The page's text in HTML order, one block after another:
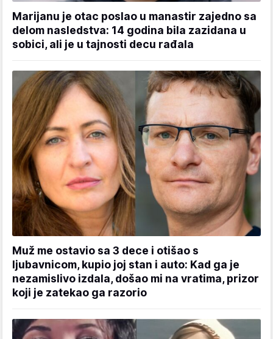
Marijanu je otac poslao u manastir zajedno sa
delom nasledstva: 14 godina bila zazidana u
sobici, ali je u tajnosti decu rađala
Muž me ostavio sa 3 dece i otišao s
ljubavnicom, kupio joj stan i auto: Kad ga je
nezamislivo izdala, došao mi na vratima, prizor
koji je zatekao ga razorio